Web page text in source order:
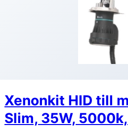
Xenonkit HID till
Slim, 35W,